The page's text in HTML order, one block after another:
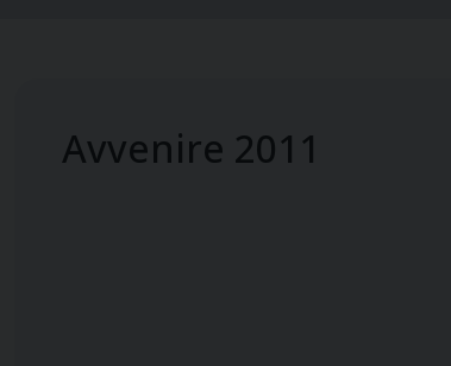
Avvenire 2011